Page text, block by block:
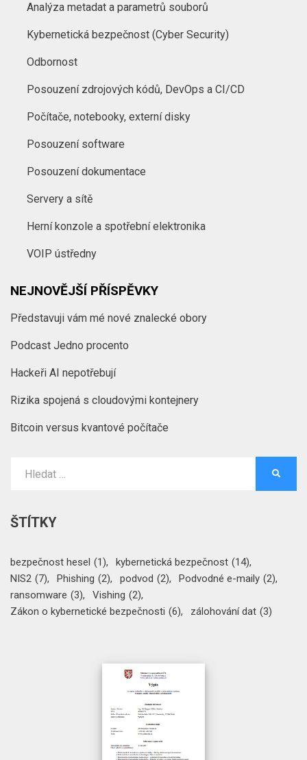
Analýza metadat a parametrů souborů
Kybernetická bezpečnost (Cyber Security)
Odbornost
Posouzení zdrojových kódů, DevOps a CI/CD
Počítače, notebooky, externí disky
Posouzení software
Posouzení dokumentace
Servery a sítě
Herní konzole a spotřební elektronika
VOIP ústředny
NEJNOVĚJŠÍ PŘÍSPĚVKY
Představuji vám mé nové znalecké obory
Podcast Jedno procento
Hackeři AI nepotřebují
Rizika spojená s cloudovými kontejnery
Bitcoin versus kvantové počítače
ŠTÍTKY
bezpečnost hesel (1) kybernetická bezpečnost (14)
NIS2 (7) Phishing (2) podvod (2) Podvodné e-maily (2)
ransomware (3) Vishing (2)
Zákon o kybernetické bezpečnosti (6) zálohování dat (3)